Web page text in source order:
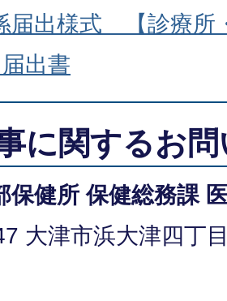
届出様式 【診療所
出書
に関するお
保健所 保健総務課
大津市浜大津四丁